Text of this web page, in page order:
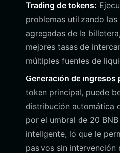
Trading de tokens:
problemas utilizando las
agregadas de la
mejores tasas de
múltiples fuentes de
Generación de ingresos
token principal, puede
distribución automática
por el umbral de 20
inteligente, lo que le
pasivos sin intervención